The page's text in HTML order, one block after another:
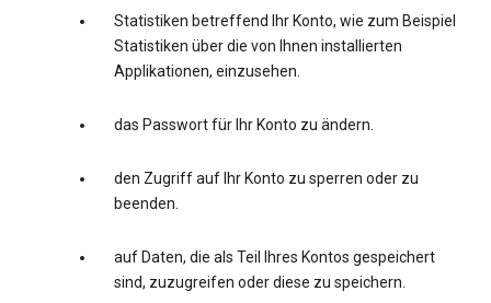
Statistiken betreffend Ihr Konto, wie zum Beispiel
Statistiken über die von Ihnen installierten
Applikationen, einzusehen.
das Passwort für Ihr Konto zu ändern.
den Zugriff auf Ihr Konto zu sperren oder zu
beenden.
auf Daten, die als Teil Ihres Kontos gespeichert
sind, zuzugreifen oder diese zu speichern.